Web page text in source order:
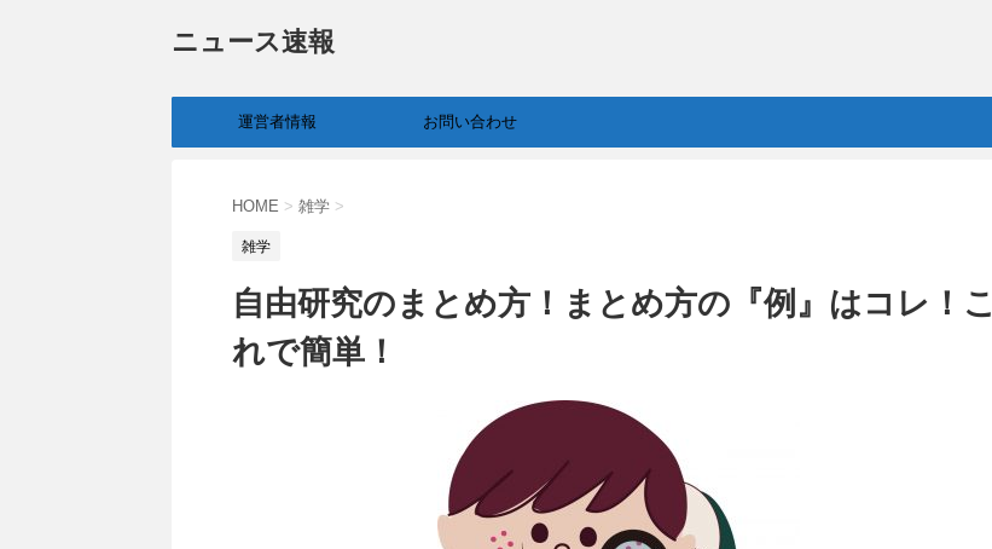
ニュース速報
運営者情報 お問い合わせ
HOME > 雑学 >
雑学
自由研究のまとめ方！まとめ方の『例』はコレ！こ
れで簡単！